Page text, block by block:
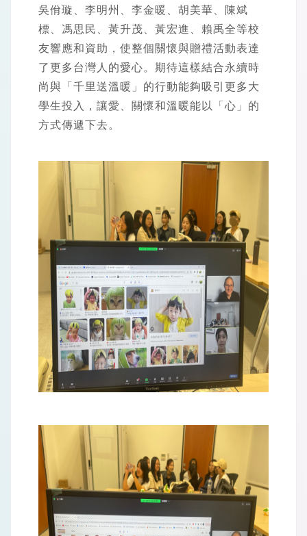
吳佾璇、李明州、李金暖、胡美華、陳斌
標、馮思民、黃升茂、黃宏進、賴禹全等校
友響應和資助，使整個關懷與贈禮活動表達
了更多台灣人的愛心。期待這樣結合永續時
尚與「千里送溫暖」的行動能夠吸引更多大
學生投入，讓愛、關懷和溫暖能以「心」的
方式傳遞下去。